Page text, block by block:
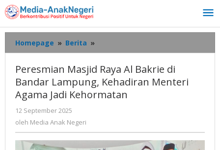
Lewati
ke
konten
Homepage » Berita »
Masjid
Al
Bakrie
di
Menteri
Agama
Peresmian Masjid Raya Al Bakrie di
Bandar Lampung, Kehadiran Menteri
Agama Jadi Kehormatan
12 September 2025
Media
Anak
oleh Media Anak Negeri